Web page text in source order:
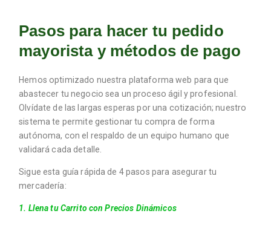
Pasos para hacer tu pedido
mayorista y métodos de pago
Hemos optimizado nuestra plataforma web para que
abastecer tu negocio sea un proceso ágil y profesional.
Olvídate de las largas esperas por una cotización; nuestro
sistema te permite gestionar tu compra de forma
autónoma, con el respaldo de un equipo humano que
validará cada detalle.
Sigue esta guía rápida de 4 pasos para asegurar tu
mercadería:
1. Llena tu Carrito con Precios Dinámicos